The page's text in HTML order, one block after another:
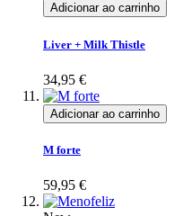
Adicionar ao carrinho
Liver + Milk Thistle
34,95 €
Adicionar ao carrinho
M forte
59,95 €